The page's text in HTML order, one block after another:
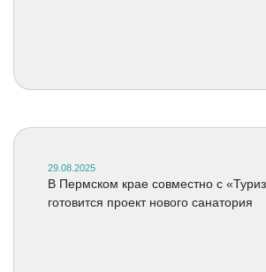
29.08.2025
В Пермском крае совместно с
готовится проект нового санатория